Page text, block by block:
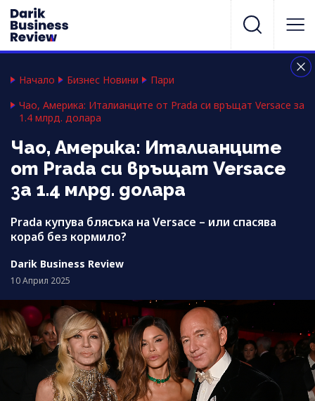
Начало Бизнес Новини
Пари
Чао, Америка: Италианците от Prada си връщат Versace за
1.4 млрд. долара
Чао, Америка: Италианците
от Prada си връщат Versace
за 1.4 млрд. долара
Prada купува блясъка на Versace – или спасява
кораб без кормило?
Darik Business Review
10 Април 2025